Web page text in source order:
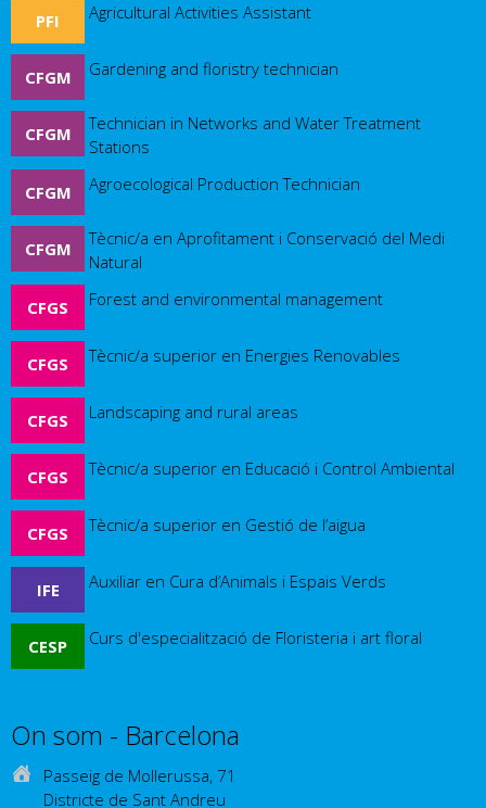
PFI Agricultural Activities Assistant
CFGM Gardening and floristry technician
CFGM
Technician in Networks and Water Treatment
Stations
CFGM Agroecological Production Technician
CFGM
Tècnic/a en Aprofitament i Conservació del Medi
Natural
CFGS Forest and environmental management
CFGS Tècnic/a superior en Energies Renovables
CFGS Landscaping and rural areas
CFGS Tècnic/a superior en Educació i Control Ambiental
CFGS Tècnic/a superior en Gestió de l’aigua
IFE Auxiliar en Cura d’Animals i Espais Verds
CESP Curs d'especialització de Floristeria i art floral
On som - Barcelona
Passeig de Mollerussa, 71
Districte de Sant Andreu